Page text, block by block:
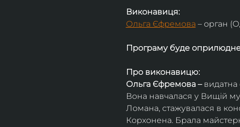
Виконавиця:
Ольга Єфремова – орган
Програму буде
Про виконавицю:
Ольга Єфремова – видатна
Вона навчалася у Вищій
Ломана, стажувалася в
Корхонена. Брала